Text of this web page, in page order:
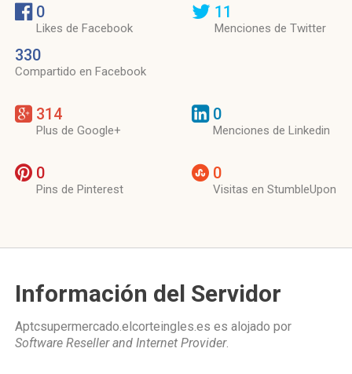
0
Likes de Facebook
330
Compartido en Facebook
11
Menciones de Twitter
314
Plus de Google+
0
Menciones de Linkedin
0
Pins de Pinterest
0
Visitas en StumbleUpon
Información del Servidor
Aptcsupermercado.elcorteingles.es es alojado por
Software Reseller and Internet Provider.